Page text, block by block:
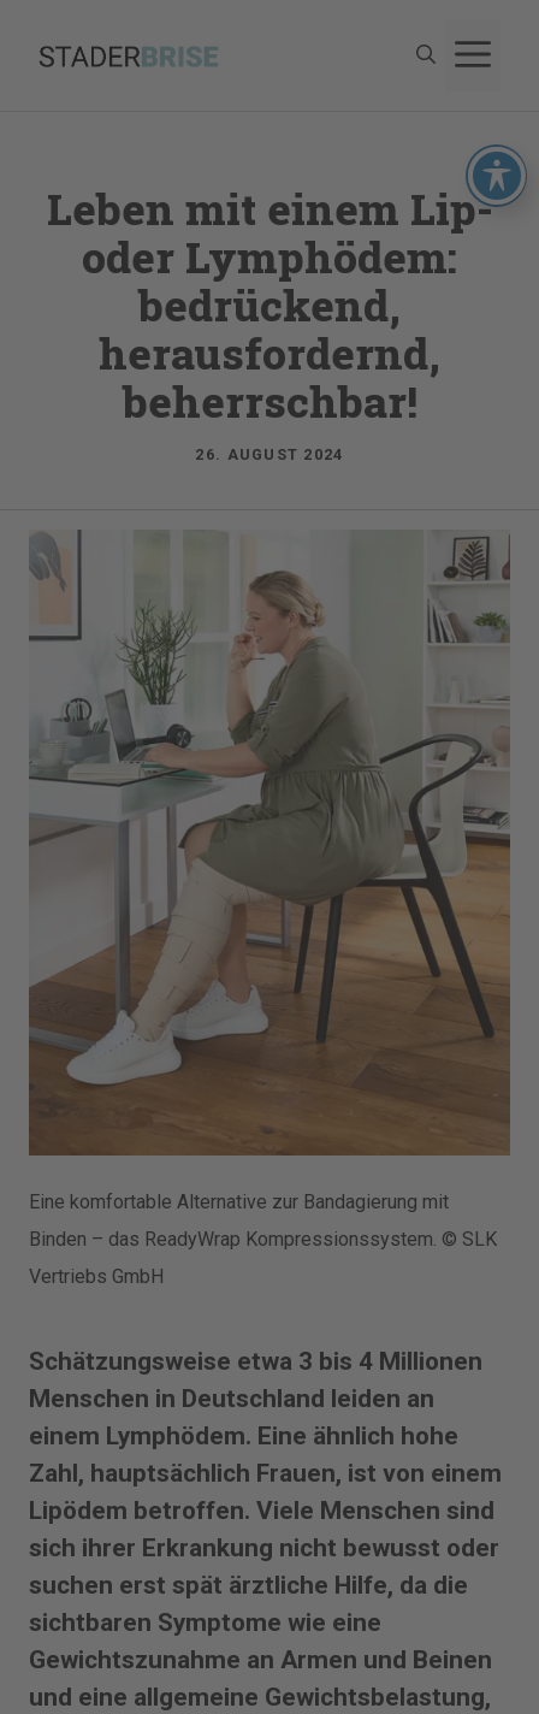
Inhalt
Leben mit einem Lip-
oder Lymphödem:
bedrückend,
herausfordernd,
beherrschbar!
26. AUGUST 2024
Eine komfortable Alternative zur Bandagierung mit
Binden – das ReadyWrap Kompressionssystem. © SLK
Vertriebs GmbH
Schätzungsweise etwa 3 bis 4 Millionen
Menschen in Deutschland leiden an
einem Lymphödem. Eine ähnlich hohe
Zahl, hauptsächlich Frauen, ist von einem
Lip­ödem betroffen. Viele Menschen sind
sich ihrer Erkrankung nicht bewusst oder
suchen erst spät ärztliche Hilfe, da die
sichtbaren Symptome wie eine
Gewichtszunahme an Armen und Beinen
und eine allgemeine Gewichtsbelastung,